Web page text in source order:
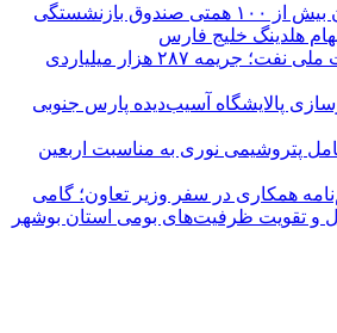
پیگیری جبران زیان بیش از ۱۰۰ همتی صندوق بازنشستگی
هلدینگ خلیج فارس
نفس راحت شرکت ملی نفت؛ جریمه ۲۸۷ هزار میلیاردی
پالایشگاه آسیب‌دیده پارس جنوبی
پتروشیمی نوری به مناسبت اربعین
همکاری در سفر وزیر تعاون؛ گامی
و تقویت ظرفیت‌های بومی استان بوشهر